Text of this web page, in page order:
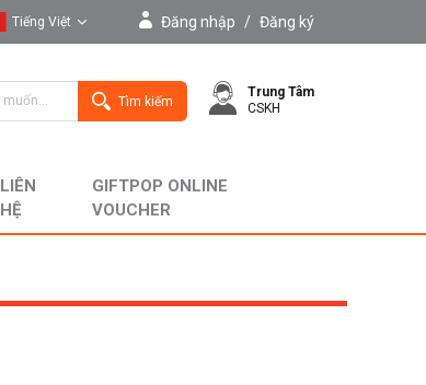
Tiếng Việt
English
Đăng nhập / Đăng ký
Tìm kiếm
Trung Tâm
CSKH
LIÊN
HỆ
GIFTPOP ONLINE
VOUCHER